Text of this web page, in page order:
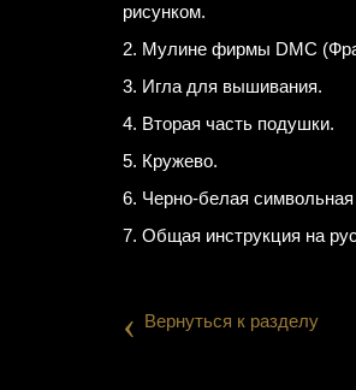
рисунком.
2. Мулине фирмы DMC
3. Игла для вышивания.
4. Вторая часть подушки.
5. Кружево.
6. Черно-белая
7. Общая инструкция на
‹ Вернуться к разделу